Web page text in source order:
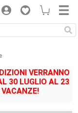
VERRANNO
30 LUGLIO AL 23